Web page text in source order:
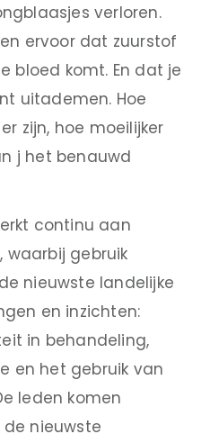
verloren.
ervoor dat zuurstof
bloed komt. En dat je
uitademen. Hoe
zijn, hoe moeilijker
j het benauwd
continu aan
waarbij gebruik
nieuwste landelijke
en inzichten:
in behandeling,
en het gebruik van
leden komen
nieuwste